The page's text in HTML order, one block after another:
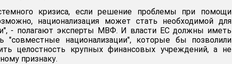
кризиса, если решение проблемы при помощи
национализация может стать необходимой для
- полагают эксперты МВФ. И власти ЕС должны иметь
"совместные национализации", которые бы позволили
целостность крупных финансовых учреждений, а не
признаку.